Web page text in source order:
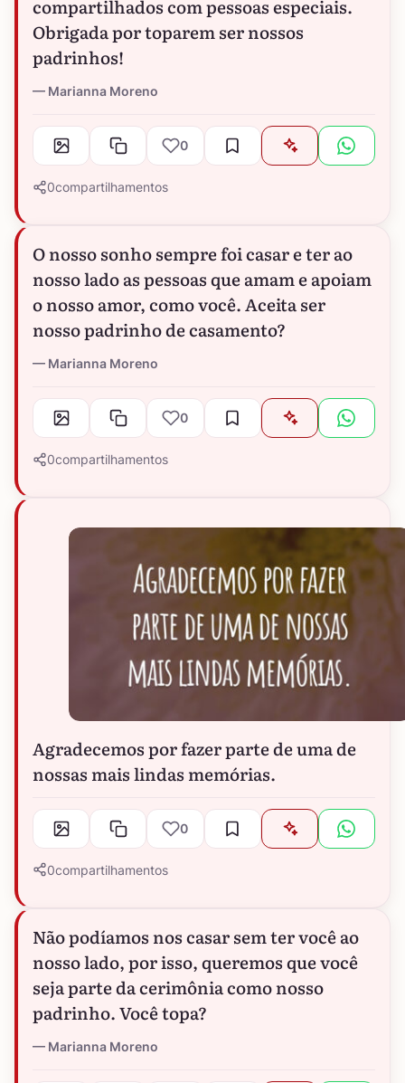
compartilhados com pessoas especiais.
Obrigada por toparem ser nossos
padrinhos!
Marianna Moreno
0
0compartilhamentos
O nosso sonho sempre foi casar e ter ao
nosso lado as pessoas que amam e apoiam
o nosso amor, como você. Aceita ser
nosso padrinho de casamento?
Marianna Moreno
0
0compartilhamentos
Agradecemos por fazer parte de uma de
nossas mais lindas memórias.
0
0compartilhamentos
Não podíamos nos casar sem ter você ao
nosso lado, por isso, queremos que você
seja parte da cerimônia como nosso
padrinho. Você topa?
Marianna Moreno